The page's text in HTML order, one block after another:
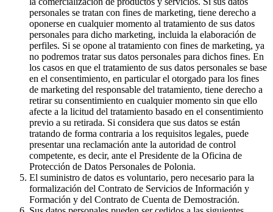
personales se tratan con fines de marketing, tiene derecho a
oponerse en cualquier momento al tratamiento de sus datos
personales para dicho marketing, incluida la elaboración de
perfiles. Si se opone al tratamiento con fines de marketing, ya
no podremos tratar sus datos personales para dichos fines. En
los casos en que el tratamiento de sus datos personales se base
en el consentimiento, en particular el otorgado para los fines
de marketing del responsable del tratamiento, tiene derecho a
retirar su consentimiento en cualquier momento sin que ello
afecte a la licitud del tratamiento basado en el consentimiento
previo a su retirada. Si considera que sus datos se están
tratando de forma contraria a los requisitos legales, puede
presentar una reclamación ante la autoridad de control
competente, es decir, ante el Presidente de la Oficina de
Protección de Datos Personales de Polonia.
El suministro de datos es voluntario, pero necesario para la
formalización del Contrato de Servicios de Información y
Formación y del Contrato de Cuenta de Demostración.